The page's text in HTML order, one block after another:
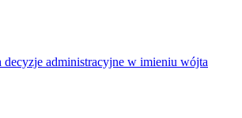
administracyjne w imieniu wójta